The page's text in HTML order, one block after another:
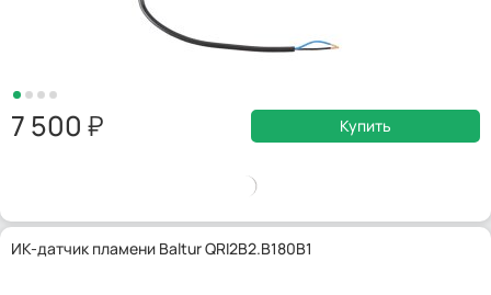
7 500 Купить
ИК-датчик пламени Baltur QRI2B2.B180B1